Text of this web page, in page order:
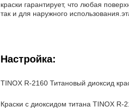
краски гарантирует, что любая
так и для наружного
Настройка:
TINOX R-2160 Титановый диоксид
Краски с диоксидом титана TINOX R-